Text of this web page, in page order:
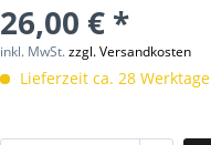
26,00 € *
inkl. MwSt.zzgl. Versandkosten
Lieferzeit ca. 28 Werktage